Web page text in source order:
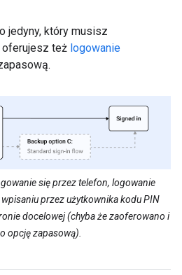
jedyny, który musisz
oferujesz też logowanie
się przez telefon, logowanie
przez użytkownika kodu PIN
docelowej (chyba że zaoferowano i
opcję zapasową).